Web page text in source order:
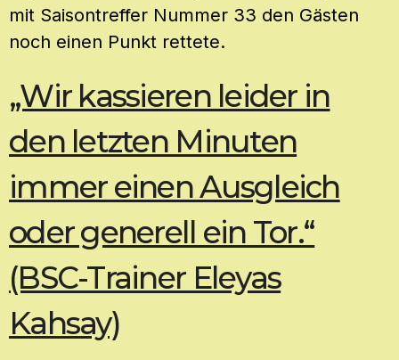
mit Saisontreffer Nummer 33 den Gästen
noch einen Punkt rettete.
„Wir kassieren leider in
den letzten Minuten
immer einen Ausgleich
oder generell ein Tor.“
(BSC-Trainer Eleyas
Kahsay)